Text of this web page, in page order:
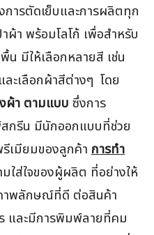
ารตัดเย็บและการผลิตทุก
า พร้อมโลโก้ เพื่อสำหรับ
น มีให้เลือกหลายสี เช่น
ละเลือกผ้าสีต่างๆ โดย
ผ้า ตามแบบ ซึ่งการ
กรีน มีนักออกแบบที่ช่วย
รีเมียมของลูกค้า การทำ
มใส่ใจของผู้ผลิต ที่อย่างให้
ภาพลักษณ์ที่ดี ต่อสินค้า
และมีการพิมพ์ลายที่คม